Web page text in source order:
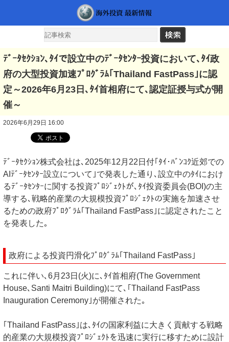
ﾃﾞｰﾀｾｸｼｮﾝ､ﾀｲで設立中のﾃﾞｰﾀｾﾝﾀｰ投資において､ﾀｲ政
府の大型投資加速ﾌﾟﾛｸﾞﾗﾑ｢Thailand FastPass｣に認
定～2026年6月23日､ﾀｲ首相府にて､認定証授与式が開
催～
2026年6月29日 16:00
ﾃﾞｰﾀｾｸｼｮﾝ株式会社は､2025年12月22日付｢ﾀｲ･ﾊﾞﾝｺｸ近郊での
AIﾃﾞｰﾀｾﾝﾀｰ設立について｣で発表した通り､設立中のﾀｲにおけ
るﾃﾞｰﾀｾﾝﾀｰに関する投資ﾌﾟﾛｼﾞｪｸﾄが､ﾀｲ投資委員会(BOI)の主
導する､戦略的産業の大規模投資ﾌﾟﾛｼﾞｪｸﾄの実施を加速させ
るための政府ﾌﾟﾛｸﾞﾗﾑ｢Thailand FastPass｣に認定されたこと
を発表した｡
政府による投資円滑化ﾌﾟﾛｸﾞﾗﾑ｢Thailand FastPass｣
これに伴い､6月23日(火)に､ﾀｲ首相府(The Government
House､Santi Maitri Building)にて､｢Thailand FastPass
Inauguration Ceremony｣が開催された｡
｢Thailand FastPass｣は､ﾀｲの国家利益に大きく貢献する戦略
的産業の大規模投資ﾌﾟﾛｼﾞｪｸﾄを迅速に実行に移すために設計